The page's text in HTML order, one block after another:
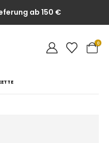
ab 150 €
0